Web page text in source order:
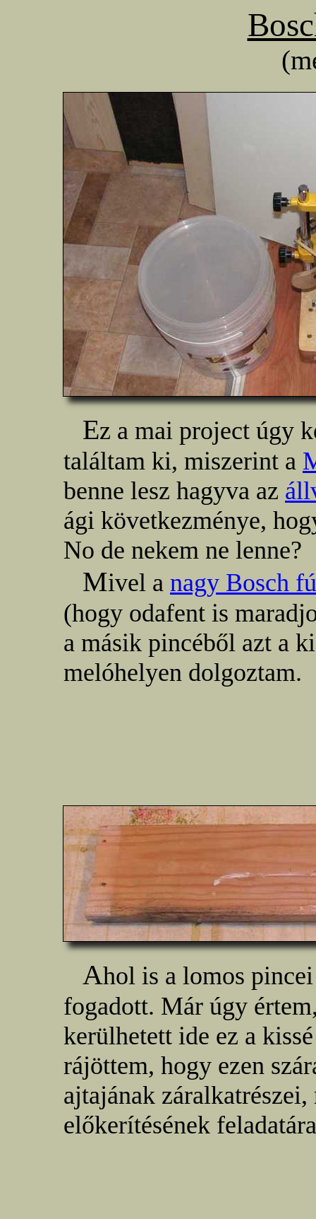
Ez a mai project úgy
találtam ki, miszerint a
benne lesz hagyva az
ági következménye,
No de nekem ne lenne?
Mivel a nagy Bosch
(hogy odafent is
a másik pincéből azt a
melóhelyen dolgoztam.
Ahol is a lomos
fogadott. Már úgy
kerülhetett ide ez a
rájöttem, hogy ezen
ajtajának
előkerítésének